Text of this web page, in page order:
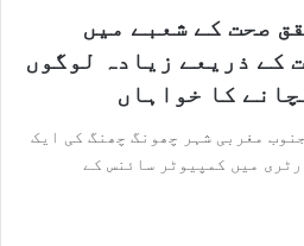
صحت کے شعبے میں
کے ذریعے زیادہ لوگوں
کا خواہاں
مغربی شہر چھونگ چھنگ کی ایک
میں کمپیوٹر سائنس کے